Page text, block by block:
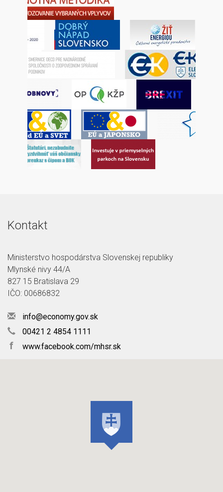
Kontakt
Ministerstvo hospodárstva Slovenskej republiky
Mlynské nivy 44/A
827 15 Bratislava 29
IČO: 00686832
info@economy.gov.sk
00421 2 4854 1111
f www.facebook.com/mhsr.sk